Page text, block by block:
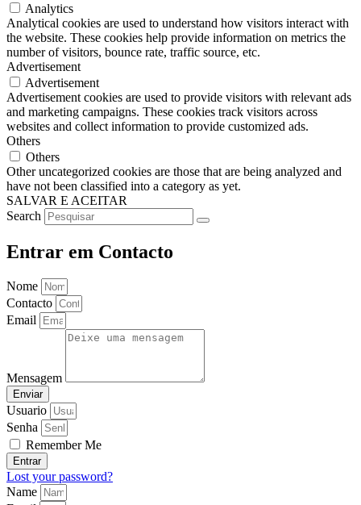
Analytics
Analytical cookies are used to understand how visitors interact with
the website. These cookies help provide information on metrics the
number of visitors, bounce rate, traffic source, etc.
Advertisement
Advertisement
Advertisement cookies are used to provide visitors with relevant ads
and marketing campaigns. These cookies track visitors across
websites and collect information to provide customized ads.
Others
Others
Other uncategorized cookies are those that are being analyzed and
have not been classified into a category as yet.
SALVAR E ACEITAR
Search
Entrar em Contacto
Nome
Contacto
Email
Mensagem
Enviar
Usuario
Senha
Remember Me
Entrar
Lost your password?
Name